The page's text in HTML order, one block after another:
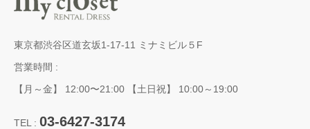
東京都渋谷区道玄坂1-17-11 ミナミビル５F
営業時間 :
【月～金】 12:00〜21:00 【土日祝】 10:00～19:00
TEL : 03-6427-3174